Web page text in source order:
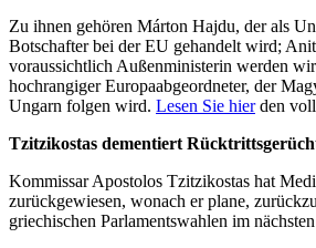
Zu ihnen gehören Márton Hajdu, der als
Botschafter bei der EU gehandelt wird;
voraussichtlich Außenministerin werden
hochrangiger Europaabgeordneter, der
Ungarn folgen wird. Lesen Sie hierden
Tzitzikostas dementiert
Kommissar Apostolos Tzitzikostas hat
zurückgewiesen, wonach er plane,
griechischen Parlamentswahlen im